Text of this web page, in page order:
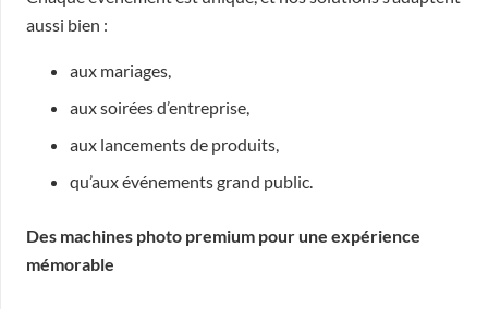
aussi bien :
aux mariages,
aux soirées d’entreprise,
aux lancements de produits,
qu’aux événements grand public.
Des machines photo premium pour une expérience
mémorable